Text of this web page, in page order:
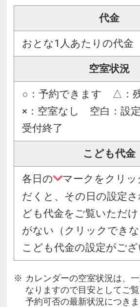
代金
おとな1人あたりの代金
空室状況
○：予約できます △：
×：空室なし 空白：設
受付終了
こども代金
各日の
マークをクリッ
だくと、その日の設定
ども代金をご覧いただ
がない（クリックでき
こども代金の設定がござ
カレンダーの空室状況は、
なりますので目安としてご覧
予約可否の最新状況につき